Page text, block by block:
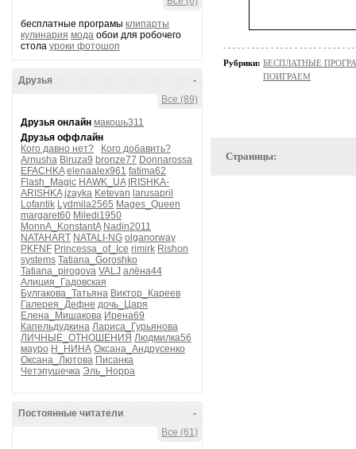
бесплатные програмы клипарты
кулинария мода обои для робочего
стола уроки фотошоп
-
Друзья
Все (89)
Друзья онлайн макошь311
Друзья оффлайн
Кого давно нет?
Кого добавить?
Arnusha Biruza9 bronze77 Donnarossa
EFACHKA elenaalex961 fatima62
Flash_Magic HAWK_UA IRISHKA-
ARISHKA jzayka Ketevan larusapril
Lofantik Lydmila2565 Mages_Queen
margaret60 Miledi1950
MonnA_KonstantA Nadin2011
NATAHART NATALI-NG olganorway
PKFNF Princessa_of_Ice rimirk Rishon
systems Tatiana_Goroshko
Tatiana_pirogova VALJ алёна44
Алиция_Гадовская
Булгакова_Татьяна Виктор_Кареев
Галерея_Дефне дочь_Царя
Елена_Мишакова Ирена69
Капельдудкина Лариса_Гурьянова
ЛИЧНЫЕ_ОТНОШЕНИЯ Людмилка56
мауро Н_НИНА Оксана_Андрусенко
Оксана_Лютова Писанка
Четэпушечка Эль_Норра
-
Постоянные читатели
Все (61)
Рубрики: БЕСПЛАТНЫЕ
ПОИГРАЕМ
Страницы: